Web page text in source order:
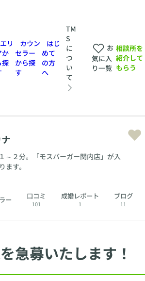
エリ
か
探
カウン
セラー
から探
す
はじ
めて
の方
へ
TM
S
に
つ
い
て
お
気に入
り一覧
相談所を
紹介して
もらう
～２分。「モスバーガー関内店」が入
ます。
ー 口コミ
101
成婚レポート
1
ブログ
11
急募いたします！